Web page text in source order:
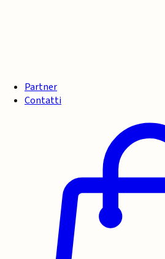
Partner
Contatti